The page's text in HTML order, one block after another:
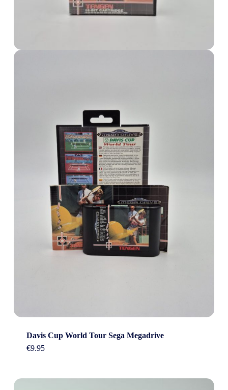
Davis Cup World Tour Sega Megadrive
€9.95